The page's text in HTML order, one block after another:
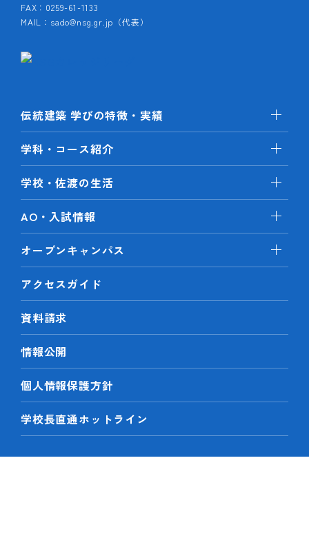
FAX：0259-61-1133
MAIL：sado@nsg.gr.jp（代表）
伝統建築 学びの特徴・実績
学科・コース紹介
学校・佐渡の生活
AO・入試情報
オープンキャンパス
アクセスガイド
資料請求
情報公開
個人情報保護方針
学校長直通ホットライン